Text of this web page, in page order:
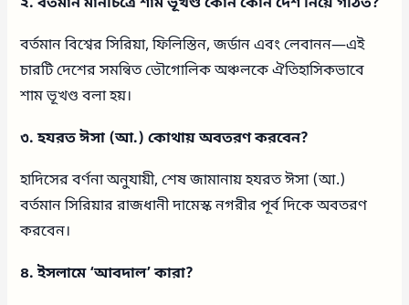
বর্তমান বিশ্বের সিরিয়া, ফিলিস্তিন, জর্ডান এবং লেবানন—এই
চারটি দেশের সমন্বিত ভৌগোলিক অঞ্চলকে ঐতিহাসিকভাবে
শাম ভূখণ্ড বলা হয়।
৩. হযরত ঈসা (আ.) কোথায় অবতরণ করবেন?
হাদিসের বর্ণনা অনুযায়ী, শেষ জামানায় হযরত ঈসা (আ.)
বর্তমান সিরিয়ার রাজধানী দামেস্ক নগরীর পূর্ব দিকে অবতরণ
করবেন।
৪. ইসলামে ‘আবদাল’ কারা?